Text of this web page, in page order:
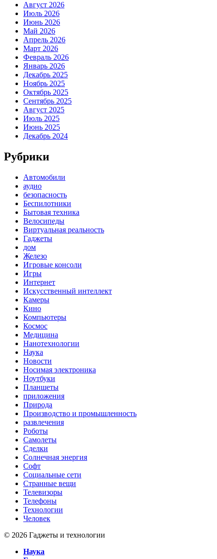
Август 2026
Июль 2026
Июнь 2026
Май 2026
Апрель 2026
Март 2026
Февраль 2026
Январь 2026
Декабрь 2025
Ноябрь 2025
Октябрь 2025
Сентябрь 2025
Август 2025
Июль 2025
Июнь 2025
Декабрь 2024
Рубрики
Автомобили
аудио
безопасность
Беспилотники
Бытовая техника
Велосипеды
Виртуальная реальность
Гаджеты
дом
Железо
Игровые консоли
Игры
Интернет
Искусственный интеллект
Камеры
Кино
Компьютеры
Космос
Медицина
Нанотехнологии
Наука
Новости
Носимая электроника
Ноутбуки
Планшеты
приложения
Природа
Производство и промышленность
развлечения
Роботы
Самолеты
Сделки
Солнечная энергия
Софт
Социальные сети
Странные вещи
Телевизоры
Телефоны
Технологии
Человек
© 2026 Гаджеты и технологии
Наука